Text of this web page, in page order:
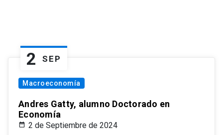
2 SEP
Macroeconomía
Andres Gatty, alumno Doctorado en
Economía
2 de Septiembre de 2024